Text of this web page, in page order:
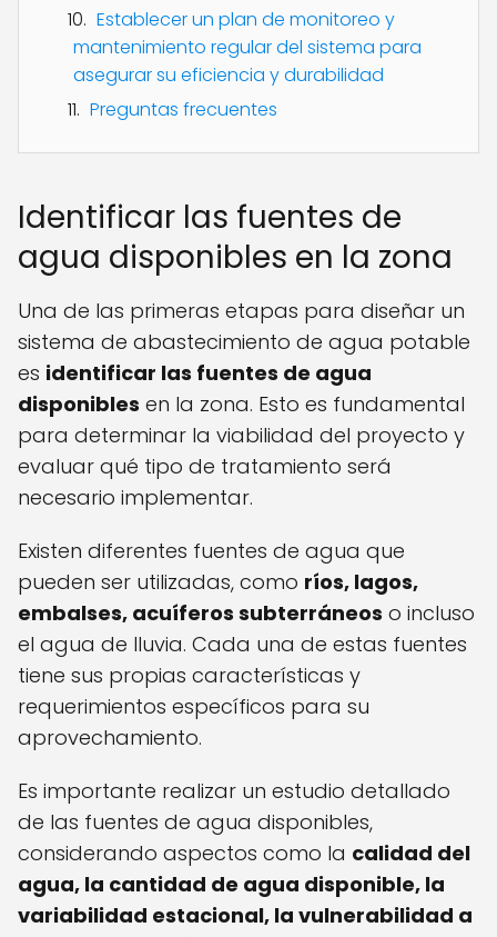
Establecer un plan de monitoreo y
mantenimiento regular del sistema para
asegurar su eficiencia y durabilidad
Preguntas frecuentes
Identificar las fuentes de
agua disponibles en la zona
Una de las primeras etapas para diseñar un
sistema de abastecimiento de agua potable
es identificar las fuentes de agua
disponibles en la zona. Esto es fundamental
para determinar la viabilidad del proyecto y
evaluar qué tipo de tratamiento será
necesario implementar.
Existen diferentes fuentes de agua que
pueden ser utilizadas, como ríos, lagos,
embalses, acuíferos subterráneos o incluso
el agua de lluvia. Cada una de estas fuentes
tiene sus propias características y
requerimientos específicos para su
aprovechamiento.
Es importante realizar un estudio detallado
de las fuentes de agua disponibles,
considerando aspectos como la calidad del
agua, la cantidad de agua disponible, la
variabilidad estacional, la vulnerabilidad a